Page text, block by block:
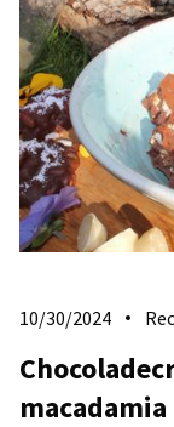
10/30/2024